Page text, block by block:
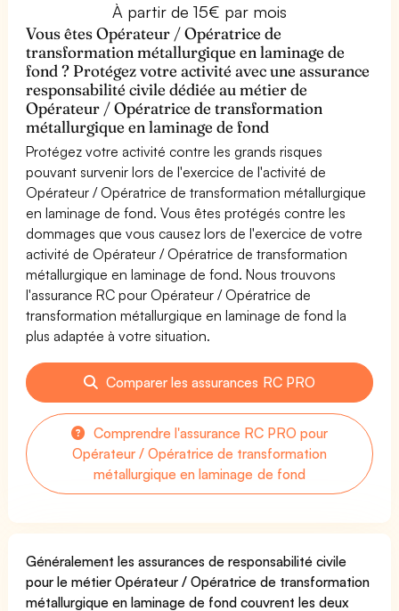
À partir de 15€ par mois
Vous êtes Opérateur / Opératrice de
transformation métallurgique en laminage de
fond ? Protégez votre activité avec une assurance
responsabilité civile dédiée au métier de
Opérateur / Opératrice de transformation
métallurgique en laminage de fond
Protégez votre activité contre les grands risques
pouvant survenir lors de l'exercice de l'activité de
Opérateur / Opératrice de transformation métallurgique
en laminage de fond. Vous êtes protégés contre les
dommages que vous causez lors de l'exercice de votre
activité de Opérateur / Opératrice de transformation
métallurgique en laminage de fond. Nous trouvons
l'assurance RC pour Opérateur / Opératrice de
transformation métallurgique en laminage de fond la
plus adaptée à votre situation.
Comparer les assurances RC PRO
Comprendre l'assurance RC PRO pour
Opérateur / Opératrice de transformation
métallurgique en laminage de fond
Généralement les assurances de responsabilité civile
pour le métier Opérateur / Opératrice de transformation
métallurgique en laminage de fond couvrent les deux